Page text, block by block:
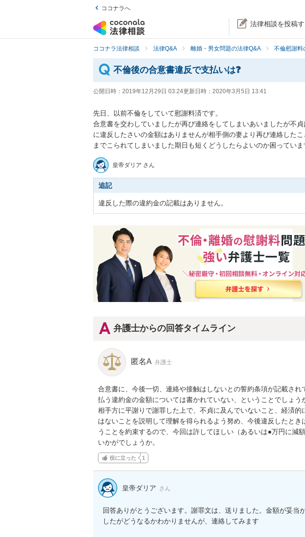
ココナラへ
法律相談を投稿す
ココナラ法律相談 法律Q&A 離婚・男女問題の法律Q&A 不倫慰謝料
不倫後の合意書違反で支払いは❓
公開日時： 2019年12月29日 03:24更新日時： 2020年3月5日 13:41
先日、以前不倫をしていて慰謝料済です。
合意書を交わしていましたが再び連絡をしてしまいあいましたが不
に違反したさいの金額はありませんが相手側の妻より再び連絡した
までこられてしまいました期日も短くどうしたらよいのか困っていま
皇帝ダリア さん
追記
違反した際の違約金の記載はありません。
弁護士からの回答タイムライン
匿名A 弁護士
合意書に、今後一切、連絡や接触はしないとの誓約条項が記載され
払う違約金の金額については書かれていない、ということでしょう
相手方に平謝りで謝罪した上で、不貞に及んでいないこと、経済的
はないことを説明して理解を得られるよう努め、今後違反したと
うことを約束するので、今回は許してほしい（あるいは●万円に減
いかがでしょうか。
役に立った 1
皇帝ダリア さん
回答ありがとうございます。謝罪文は、送りました。金額が妥当